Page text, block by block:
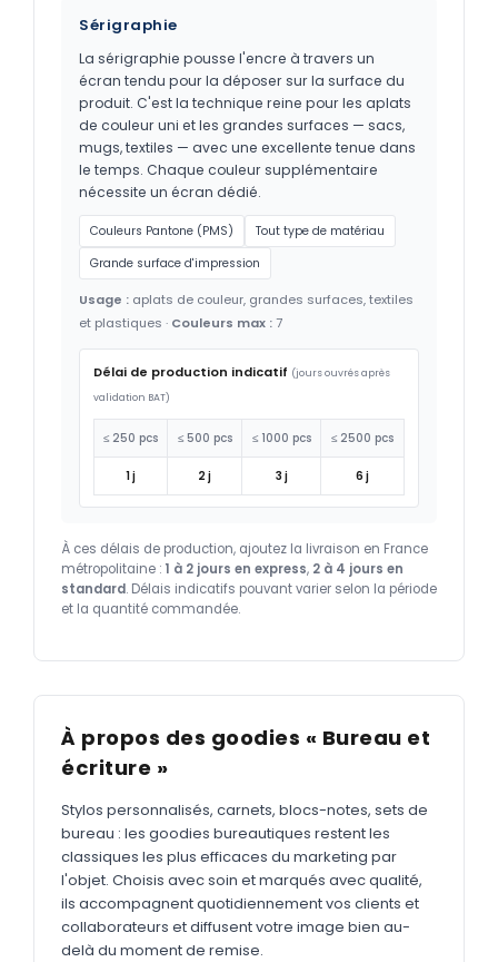
Sérigraphie
La sérigraphie pousse l'encre à travers un
écran tendu pour la déposer sur la surface du
produit. C'est la technique reine pour les aplats
de couleur uni et les grandes surfaces — sacs,
mugs, textiles — avec une excellente tenue dans
le temps. Chaque couleur supplémentaire
nécessite un écran dédié.
Couleurs Pantone (PMS)
Tout type de matériau
Grande surface d'impression
Usage : aplats de couleur, grandes surfaces, textiles
et plastiques · Couleurs max :7
Délai de production indicatif (jours ouvrés après
validation BAT)
≤ 250 pcs ≤ 500 pcs ≤ 1000 pcs ≤ 2500 pcs
1 j 2 j 3 j 6 j
À ces délais de production, ajoutez la livraison en France
métropolitaine : 1 à 2 jours en express, 2 à 4 jours en
standard. Délais indicatifs pouvant varier selon la période
et la quantité commandée.
À propos des goodies « Bureau et
écriture »
Stylos personnalisés, carnets, blocs-notes, sets de
bureau : les goodies bureautiques restent les
classiques les plus efficaces du marketing par
l'objet. Choisis avec soin et marqués avec qualité,
ils accompagnent quotidiennement vos clients et
collaborateurs et diffusent votre image bien au-
delà du moment de remise.